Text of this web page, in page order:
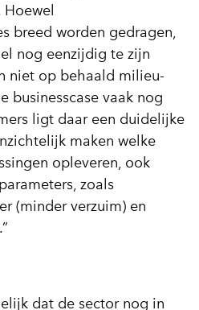
breed worden gedragen,
nog eenzijdig te zijn
niet op behaald milieu-
businesscase vaak nog
ligt daar een duidelijke
maken welke
opleveren, ook
zoals
(minder verzuim) en
dat de sector nog in